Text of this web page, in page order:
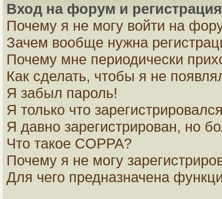
Вход на форум и регистрация
Почему я не могу войти на
Зачем вообще нужна
Почему мне периодически
Как сделать, чтобы я не
Я забыл пароль!
Я только что
Я давно зарегистрирован, но
Что такое COPPA?
Почему я не могу
Для чего предназначена